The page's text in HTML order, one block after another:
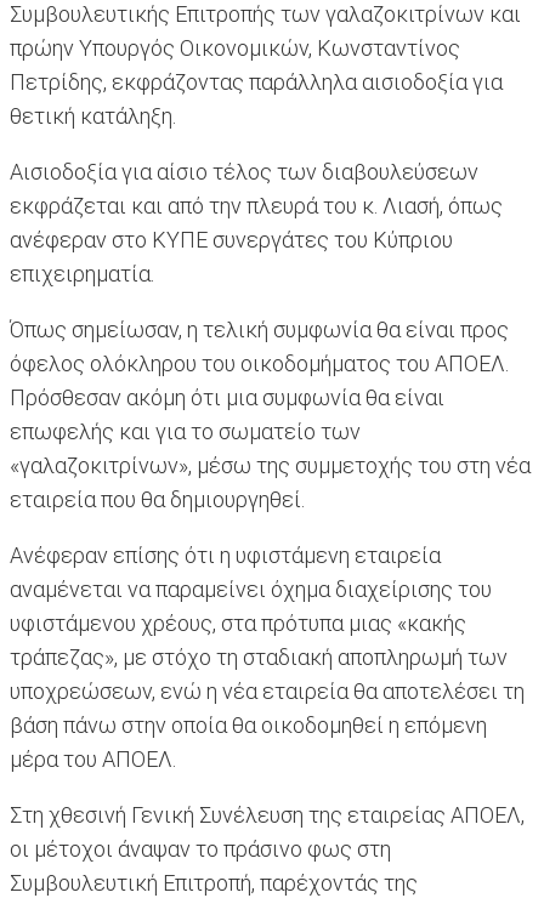
Συμβουλευτικής Επιτροπής των γαλαζοκιτρίνων και
πρώην Υπουργός Οικονομικών, Κωνσταντίνος
Πετρίδης, εκφράζοντας παράλληλα αισιοδοξία για
θετική κατάληξη.
Αισιοδοξία για αίσιο τέλος των διαβουλεύσεων
εκφράζεται και από την πλευρά του κ. Λιασή, όπως
ανέφεραν στο ΚΥΠΕ συνεργάτες του Κύπριου
επιχειρηματία.
Όπως σημείωσαν, η τελική συμφωνία θα είναι προς
όφελος ολόκληρου του οικοδομήματος του ΑΠΟΕΛ.
Πρόσθεσαν ακόμη ότι μια συμφωνία θα είναι
επωφελής και για το σωματείο των
«γαλαζοκιτρίνων», μέσω της συμμετοχής του στη νέα
εταιρεία που θα δημιουργηθεί.
Ανέφεραν επίσης ότι η υφιστάμενη εταιρεία
αναμένεται να παραμείνει όχημα διαχείρισης του
υφιστάμενου χρέους, στα πρότυπα μιας «κακής
τράπεζας», με στόχο τη σταδιακή αποπληρωμή των
υποχρεώσεων, ενώ η νέα εταιρεία θα αποτελέσει τη
βάση πάνω στην οποία θα οικοδομηθεί η επόμενη
μέρα του ΑΠΟΕΛ.
Στη χθεσινή Γενική Συνέλευση της εταιρείας ΑΠΟΕΛ,
οι μέτοχοι άναψαν το πράσινο φως στη
Συμβουλευτική Επιτροπή, παρέχοντάς της